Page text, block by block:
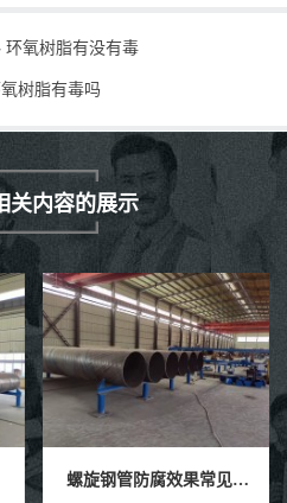
环氧树脂有没有毒
树脂有毒吗
关内容的展示
螺旋钢管防腐效果常见的四种具有防腐工艺技术。